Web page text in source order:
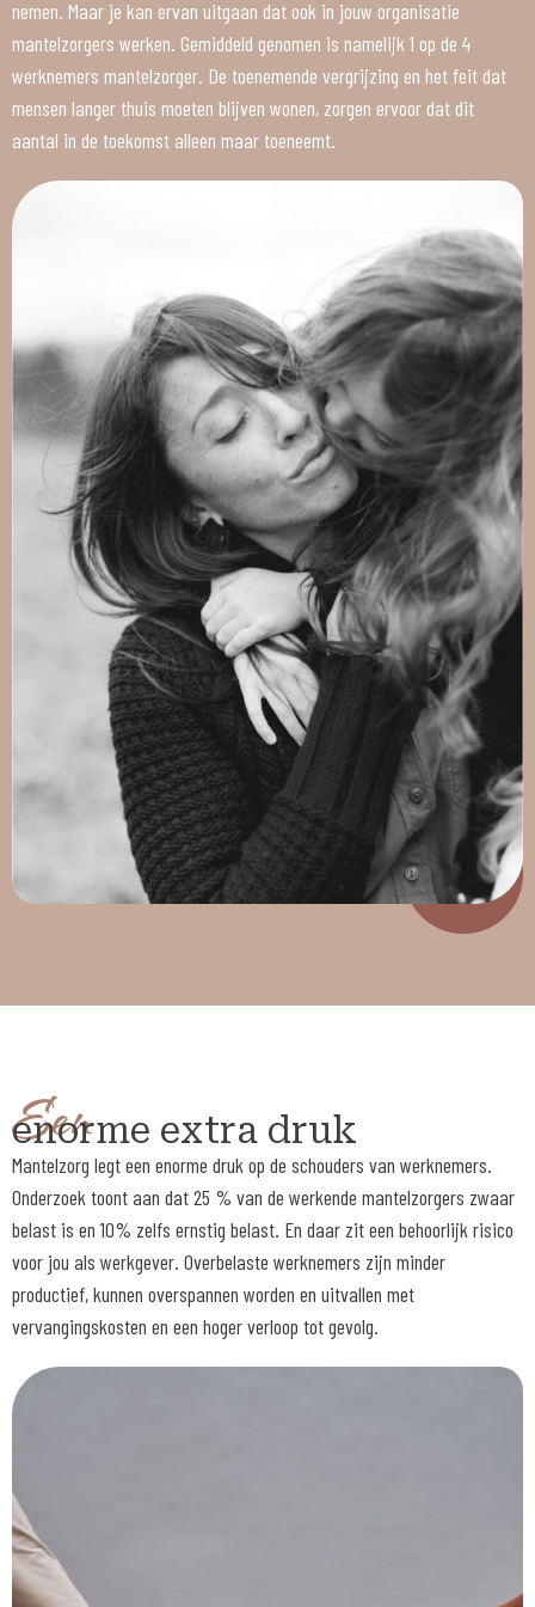
nemen. Maar je kan ervan uitgaan dat ook in jouw organisatie
mantelzorgers werken. Gemiddeld genomen is namelijk 1 op de 4
werknemers mantelzorger. De toenemende vergrijzing en het feit dat
mensen langer thuis moeten blijven wonen, zorgen ervoor dat dit
aantal in de toekomst alleen maar toeneemt.
Een
enorme extra druk
Mantelzorg legt een enorme druk op de schouders van werknemers.
Onderzoek toont aan dat 25 % van de werkende mantelzorgers zwaar
belast is en 10% zelfs ernstig belast. En daar zit een behoorlijk risico
voor jou als werkgever. Overbelaste werknemers zijn minder
productief, kunnen overspannen worden en uitvallen met
vervangingskosten en een hoger verloop tot gevolg.